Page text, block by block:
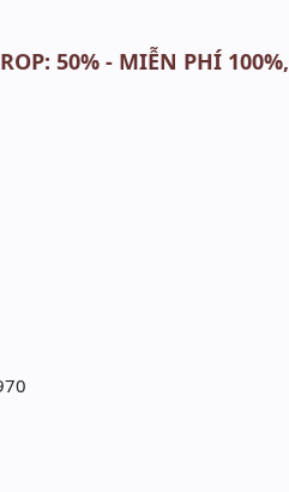
50% - MIỄN PHÍ 100%,